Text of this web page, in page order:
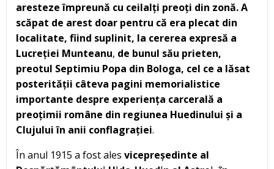
aresteze împreună cu ceilalți preoți din zonă. A
scăpat de arest doar pentru că era plecat din
localitate, fiind suplinit, la cererea expresă a
Lucreției Munteanu, de bunul său prieten,
preotul Septimiu Popa din Bologa, cel ce a lăsat
posterității câteva pagini memorialistice
importante despre experiența carcerală a
preoțimii române din regiunea Huedinului și a
Clujului în anii conflagrației.
În anul 1915 a fost ales vicepreședinte al